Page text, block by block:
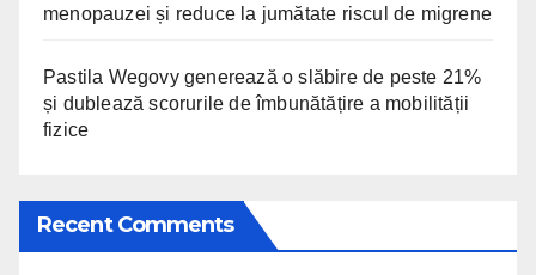
menopauzei și reduce la jumătate riscul de migrene
Pastila Wegovy generează o slăbire de peste 21%
și dublează scorurile de îmbunătățire a mobilității
fizice
Recent Comments